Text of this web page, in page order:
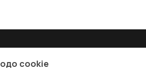
cookie